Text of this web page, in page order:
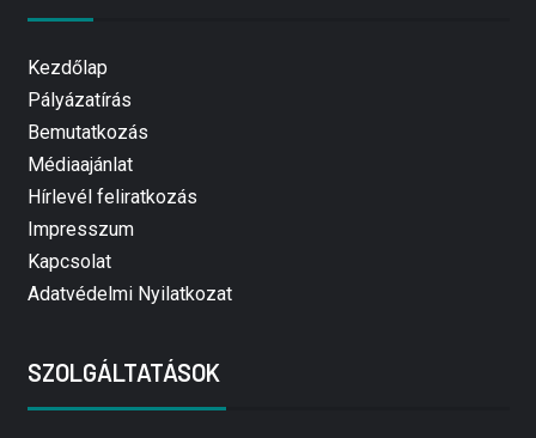
Kezdőlap
Pályázatírás
Bemutatkozás
Médiaajánlat
Hírlevél feliratkozás
Impresszum
Kapcsolat
Adatvédelmi Nyilatkozat
SZOLGÁLTATÁSOK